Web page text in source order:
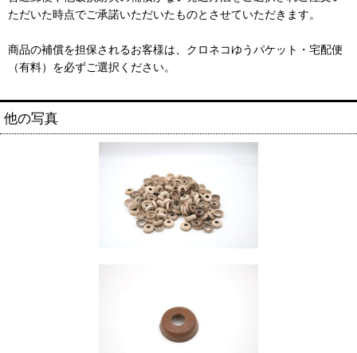
ただいた時点でご承諾いただいたものとさせていただきます。
商品の補償を担保されるお客様は、クロネコゆうパケット・宅配便
（有料）を必ずご選択ください。
他の写真